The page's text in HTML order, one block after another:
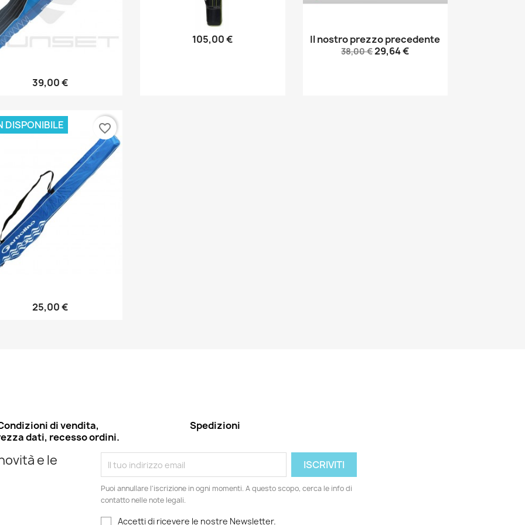
Anteprima
39,00 €
Anteprima
105,00 € Anteprima
Il nostro prezzo precedente
38,00 €29,64 €
Anteprima
25,00 €
DISPONIBILE favorite_border
di vendita,
dati, recesso ordini.
Spedizioni
e le
Puoi annullare l'iscrizione in ogni momenti. A questo scopo, cerca le info di
contatto nelle note legali.
Accetti di ricevere le nostre Newsletter.